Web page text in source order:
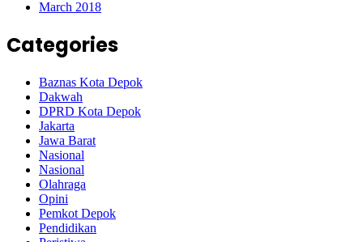
March 2018
Categories
Baznas Kota Depok
Dakwah
DPRD Kota Depok
Jakarta
Jawa Barat
Nasional
Nasional
Olahraga
Opini
Pemkot Depok
Pendidikan